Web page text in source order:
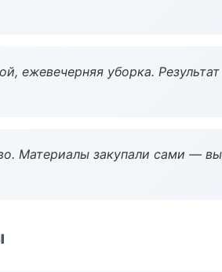
ежевечерняя уборка.
Материалы закупали сами —